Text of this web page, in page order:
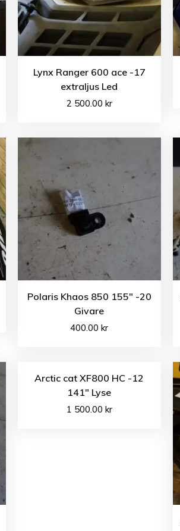
Lynx Ranger 600 ace -17
extraljus Led
2 500.00 kr
Polaris Khaos 850 155″ -20
Givare
400.00kr
Arctic cat XF800 HC -12
141″ Lyse
1 500.00 kr